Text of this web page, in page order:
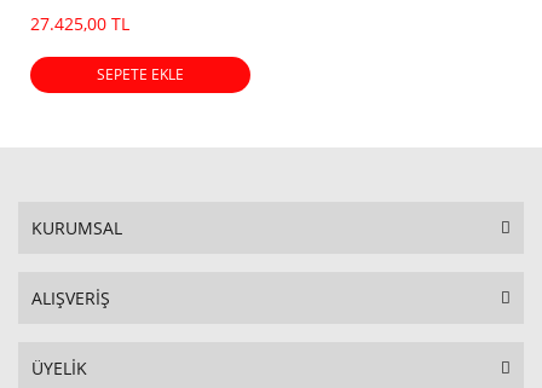
27.425,00 TL
SEPETE EKLE
KURUMSAL
ALIŞVERİŞ
ÜYELİK